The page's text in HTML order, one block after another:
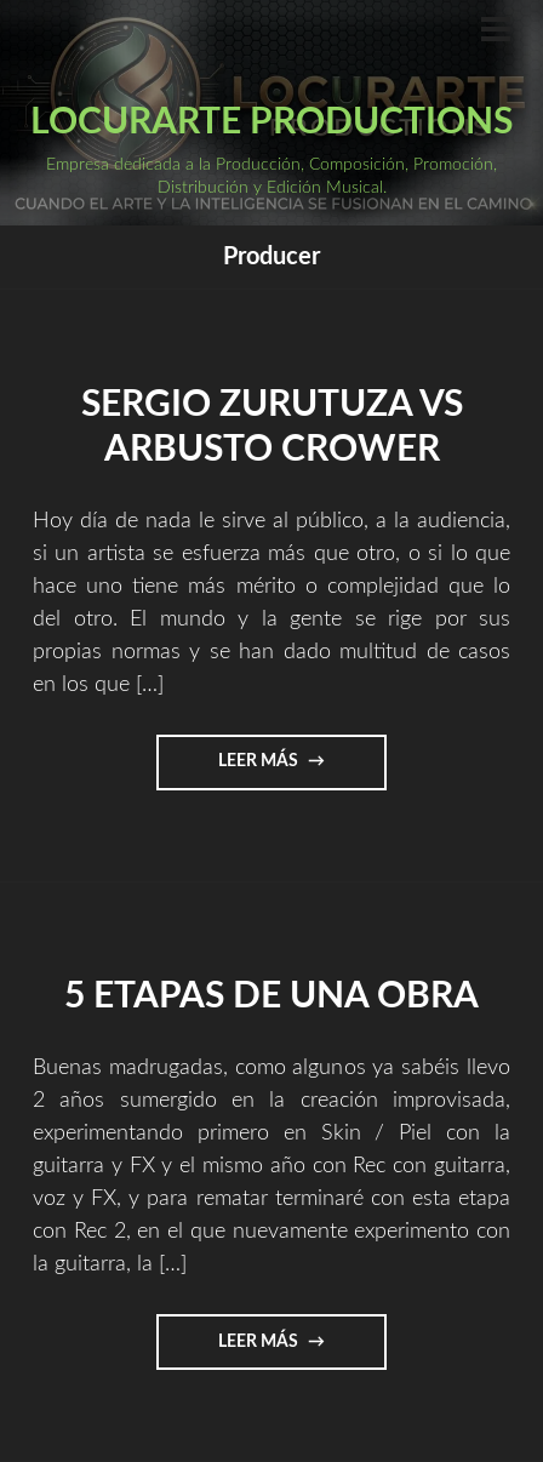
contenido
LOCURARTE PRODUCTIONS
Empresa dedicada a la Producción, Composición, Promoción,
Distribución y Edición Musical.
Producer
SERGIO ZURUTUZA VS
ARBUSTO CROWER
Hoy día de nada le sirve al público, a la audiencia,
si un artista se esfuerza más que otro, o si lo que
hace uno tiene más mérito o complejidad que lo
del otro. El mundo y la gente se rige por sus
propias normas y se han dado multitud de casos
en los que […]
LEER MÁS "SERGIO
ZURUTUZA
5 ETAPAS DE UNA OBRA
Buenas madrugadas, como algunos ya sabéis llevo
2 años sumergido en la creación improvisada,
experimentando primero en Skin / Piel con la
guitarra y FX y el mismo año con Rec con guitarra,
voz y FX, y para rematar terminaré con esta etapa
con Rec 2, en el que nuevamente experimento con
la guitarra, la […]
LEER MÁS "5
ETAPAS